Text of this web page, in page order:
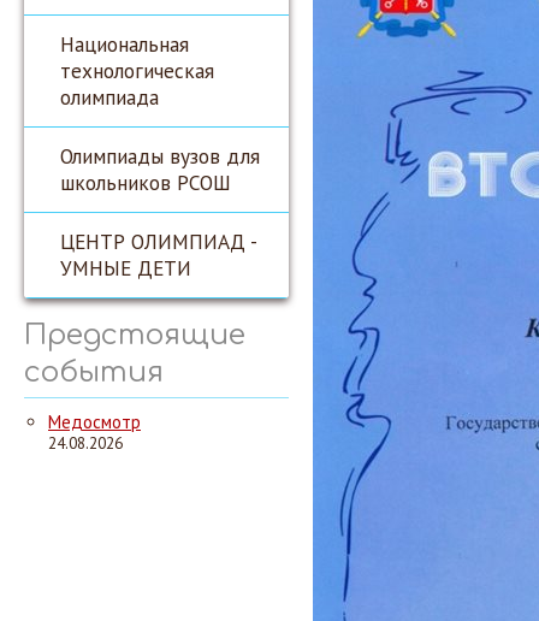
Национальная
технологическая
олимпиада
Олимпиады вузов для
школьников РСОШ
ЦЕНТР ОЛИМПИАД -
УМНЫЕ ДЕТИ
Предстоящие
события
Медосмотр
24.08.2026